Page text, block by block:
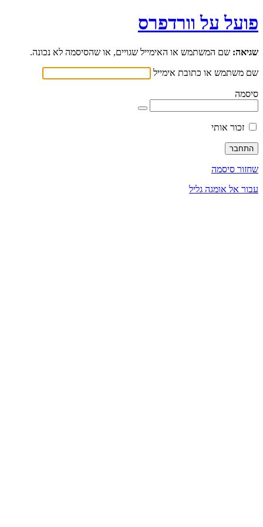
פועל על וורדפרס
שגיאה: שם המשתמש או האימייל שגויים, או שהסיסמה לא נכונה.
שם משתמש או כתובת אימייל
סיסמה
זכור אותי
שחזור סיסמה
עבור אל אומגה גליל